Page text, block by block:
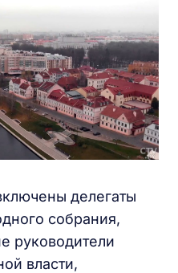
делегаты
собрания,
руководители
власти,